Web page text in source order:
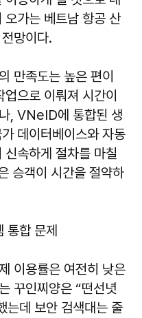
오가는 베트남 항공 산
망이다.
만족도는 높은 편이
으로 이뤄져 시간이
, VNeID에 통합된 생
데이터베이스와 자동
속하게 절차를 마칠
승객이 시간을 절약하
합 문제
이용률은 여전히 낮은
꾸인찌양은 “떤선녓
는데 보안 검색대는 줄